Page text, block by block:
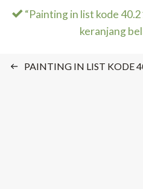
“Painting in list kode
keranjang
PAINTING IN LIST KODE